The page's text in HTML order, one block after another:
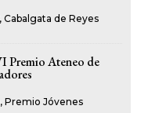
Cabalgata de Reyes
Premio Ateneo de
, Premio Jóvenes